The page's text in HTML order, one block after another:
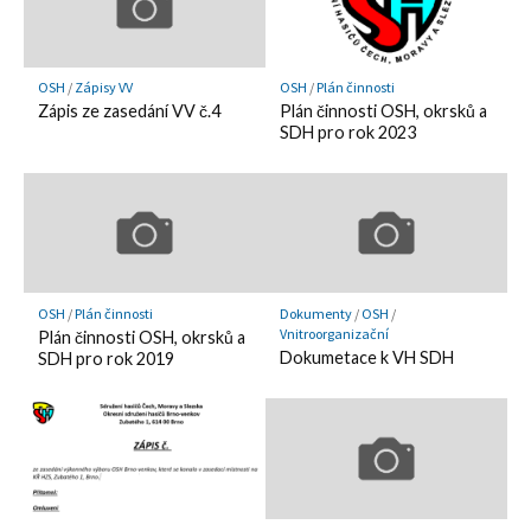
OSH / Zápisy VV
Zápis ze zasedání VV č.4
OSH /Plán činnosti
Plán činnosti OSH, okrsků a
SDH pro rok 2023
OSH /Plán činnosti
Plán činnosti OSH, okrsků a
SDH pro rok 2019
Dokumenty/ OSH /
Vnitroorganizační
Dokumetace k VH SDH